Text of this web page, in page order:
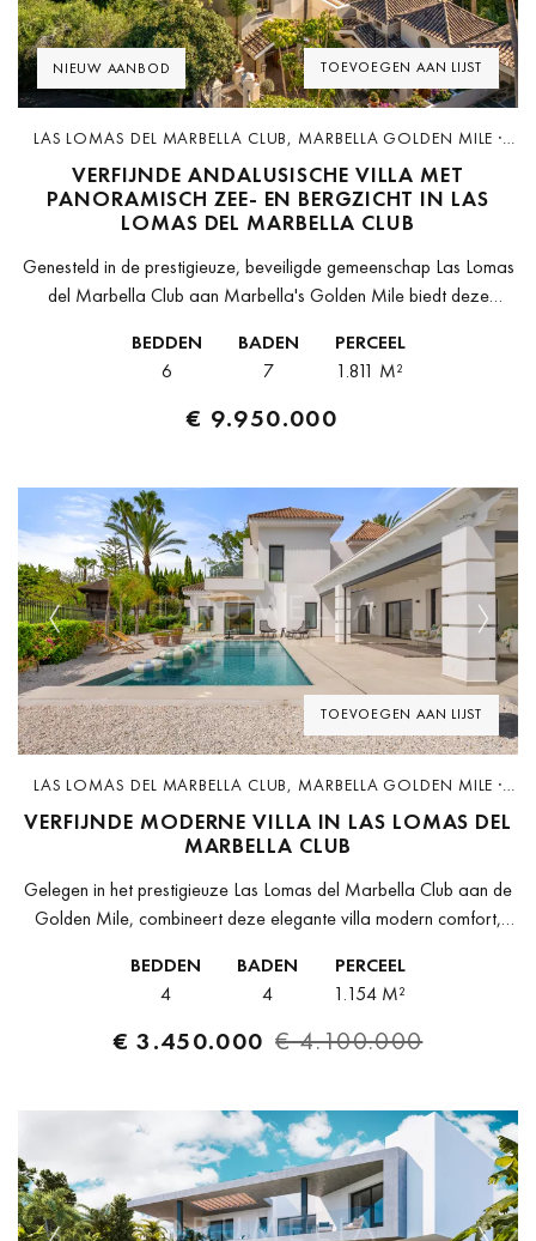
TOEVOEGEN AAN LIJST
NIEUW AANBOD
LAS LOMAS DEL MARBELLA CLUB, MARBELLA GOLDEN MILE ·
D6800
VERFIJNDE ANDALUSISCHE VILLA MET
PANORAMISCH ZEE- EN BERGZICHT IN LAS
LOMAS DEL MARBELLA CLUB
Genesteld in de prestigieuze, beveiligde gemeenschap Las Lomas
del Marbella Club aan Marbella's Golden Mile biedt deze
privacy en een benijdenswaardige levensstijl,...
BEDDEN
6
BADEN
7
PERCEEL
1.811 M²
€ 9.950.000
TOEVOEGEN AAN LIJST
Previous Next
LAS LOMAS DEL MARBELLA CLUB, MARBELLA GOLDEN MILE ·
D4548
VERFIJNDE MODERNE VILLA IN LAS LOMAS DEL
MARBELLA CLUB
Gelegen in het prestigieuze Las Lomas del Marbella Club aan de
Golden Mile, combineert deze elegante villa modern comfort,
perceel van 1.154...
BEDDEN
4
BADEN
4
PERCEEL
1.154 M²
€ 3.450.000 € 4.100.000